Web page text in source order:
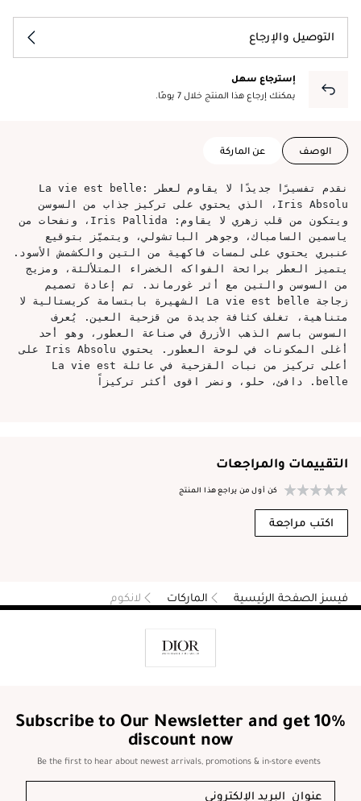
التوصيل والإرجاع
إسترجاع سهل
يمكنك إرجاع هذا المنتج خلال 7 يومًا.
الوصف عن الماركة
نقدم تفسيرًا جديدًا لا يقاوم لعطر La vie est belle:
Iris Absolu، الذي يحتوي على تركيز جذاب من السوسن
ويتكون من قلب زهري لا يقاوم: Iris Pallida، ونفحات من
ياسمين السامباك، وجوهر الباتشولي، ويتميّز بتوقيع
عنبري يحتوي على لمسات فاكهية من التين والكشمش الأسود.
يتميز العطر برائحة الفواكه الخضراء المتلألئة، ومزيج
من السوسن والتين مع أثر غورماند. تم إعادة تصميم
زجاجة La vie est belle الشهيرة بابتسامة كريستالية لا
متناهية، تغلف كثافة جديدة من قزحية العين. يُعرف
السوسن باسم الذهب الأزرق في صناعة العطور، وهو أحد
أغلى المكونات في لوحة العطور. يحتوي Iris Absolu على
أعلى تركيز من نبات القزحية في عائلة La vie est
belle. دافئ، حلو، ونضر اقوى أكثر تركيزاً
التقييمات والمراجعات
كن أول من يراجع هذا المنتج
اكتب مراجعة
فيسز الصفحة الرئيسية الماركات لانكوم
Subscribe to Our Newsletter and get 10%
discount now
Be the first to hear about newest arrivals, promotions & in-store events